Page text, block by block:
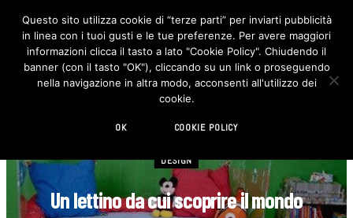
F
c
e
b
o
I
n
s
t
DESIGN
Un lettino da cui scoprire il mondo
Questo sito utilizza cookie di “terze parti” per inviarti pubblicità
in linea con i tuoi gusti e le tue preferenze. Per avere maggiori
informazioni clicca il tasto a lato "Cookie Policy". Chiudendo il
banner (con il tasto "OK"), cliccando su un link o proseguendo
nella navigazione in altra modo, acconsenti all'utilizzo dei
cookie.
OK COOKIE POLICY